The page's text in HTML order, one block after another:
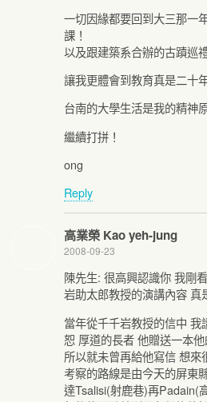
一切因緣都要回到大三那一
課！
以及跟建築系合辦的古蹟巡
讓我更體會到教育真是二十
台南的大學生活是我的精神
繼續打拼！
ong
Reply
高業榮 Kao yeh-jung
2008-09-23
陳先生: 很高興認識你 我剛
岩助太郎教授的演講內容
當年從千千岩教授的信中
恕 厚道的長者 他贈送一本
所以就未曾再給他寫信 想
考察的路線是由今天的屏東
達Tsalisi(射鹿巷)再Padain(